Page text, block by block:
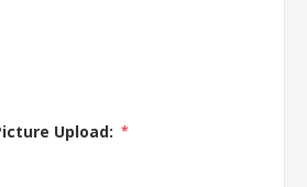
Upload: *